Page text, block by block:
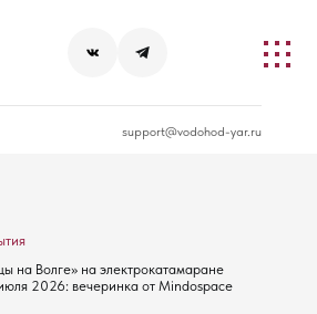
support@vodohod-yar.ru
на Волге» на электрокатамаране
2026: вечеринка от Mindospace